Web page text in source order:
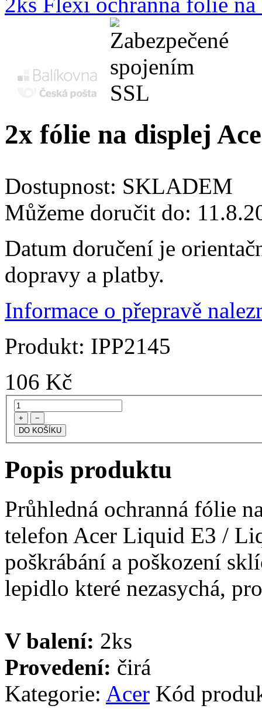
2x fólie na displej
Dostupnost: SKLADEM
Můžeme doručit do:
Datum doručení je
dopravy a platby.
Informace o přepravě
Produkt: IPP2145
106 Kč
+ −
Popis produktu
Průhledná ochranná fólie
telefon Acer Liquid E3 /
poškrábání a poškození
lepidlo které nezasychá,
V balení: 2ks
Provedení: čirá
Kategorie: Acer Kód